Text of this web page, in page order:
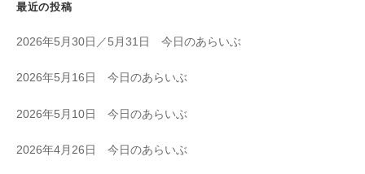
最近の投稿
2026年5月30日／5月31日 今日のあらいぶ
2026年5月16日 今日のあらいぶ
2026年5月10日 今日のあらいぶ
2026年4月26日 今日のあらいぶ